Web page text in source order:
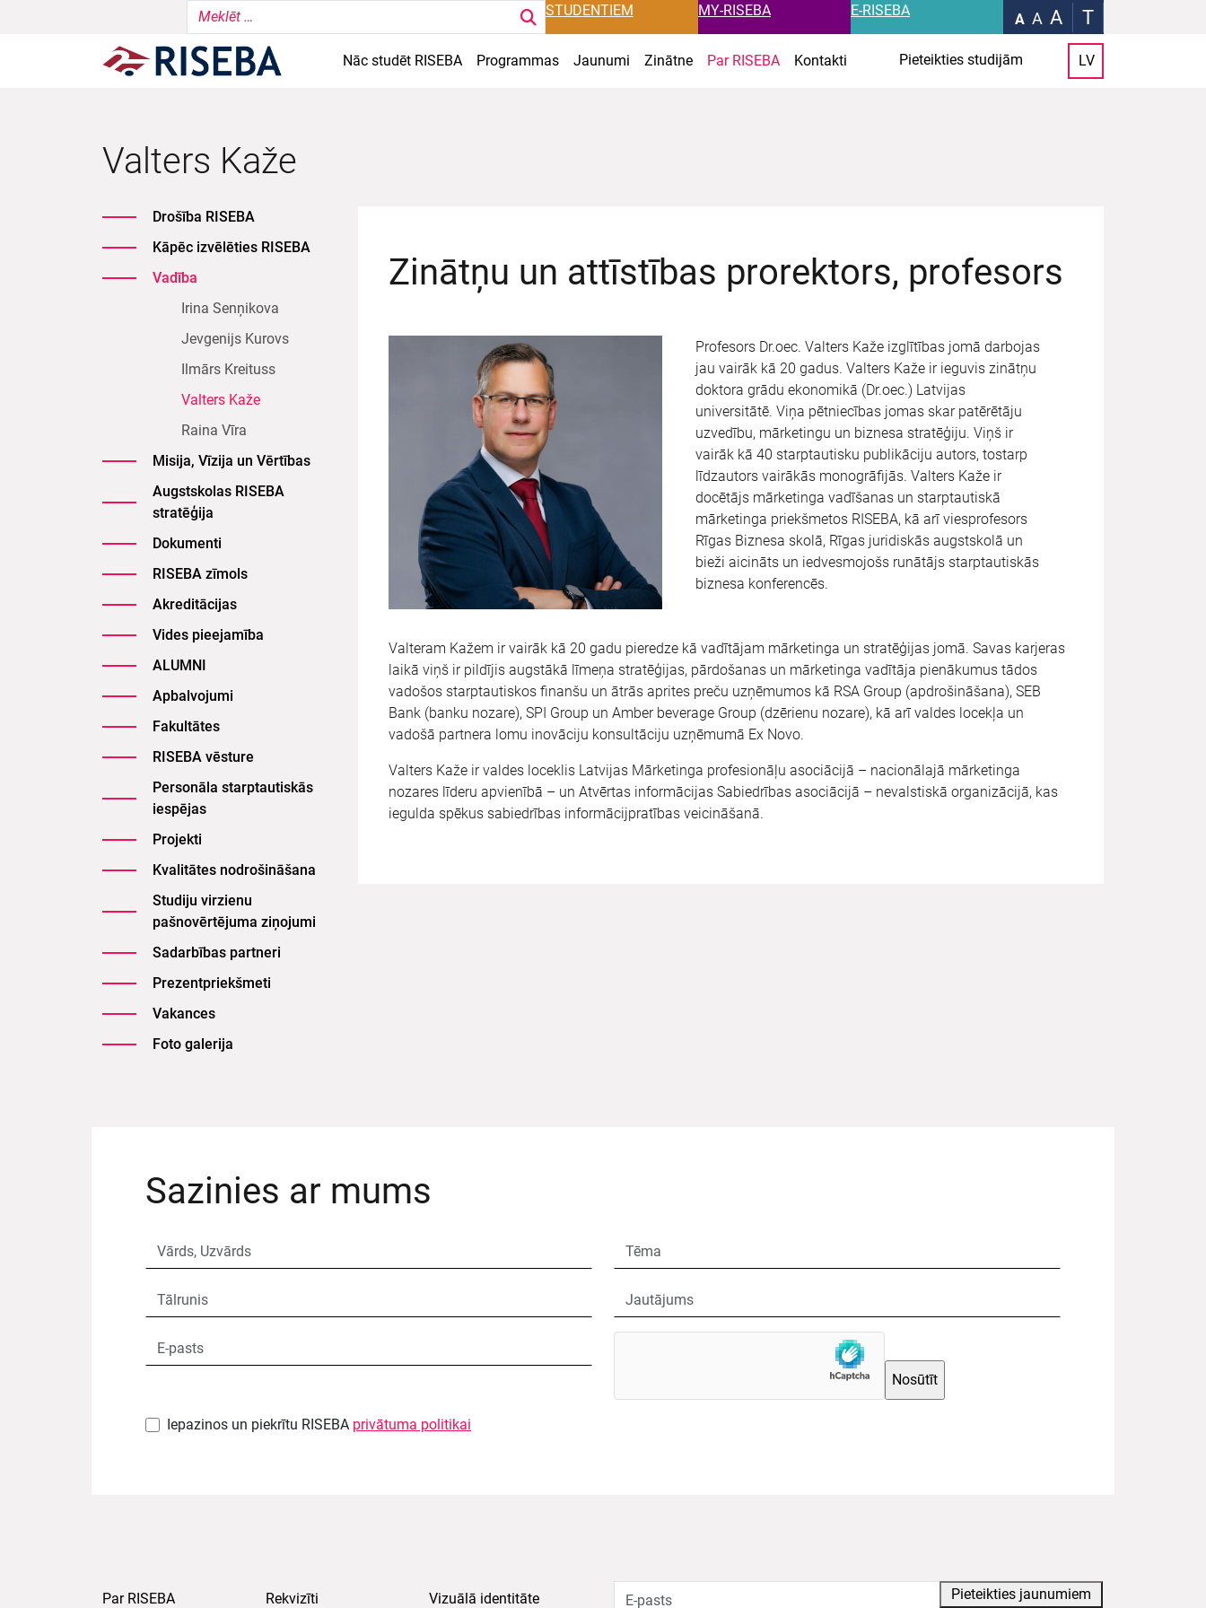
STUDENTIEM MY-RISEBA E-RISEBA A A A T
Nāc studēt RISEBA Programmas Jaunumi Zinātne Par RISEBA Kontakti Pieteikties studijām LV
Valters Kaže
Drošība RISEBA
Kāpēc izvēlēties RISEBA
Vadība
Irina Senņikova
Jevgenijs Kurovs
Ilmārs Kreituss
Valters Kaže
Raina Vīra
Misija, Vīzija un Vērtības
Augstskolas RISEBA
stratēģija
Dokumenti
RISEBA zīmols
Akreditācijas
Vides pieejamība
ALUMNI
Apbalvojumi
Fakultātes
RISEBA vēsture
Personāla starptautiskās
iespējas
Projekti
Kvalitātes nodrošināšana
Studiju virzienu
pašnovērtējuma ziņojumi
Sadarbības partneri
Prezentpriekšmeti
Vakances
Foto galerija
Zinātņu un attīstības prorektors, profesors
Profesors Dr.oec. Valters Kaže izglītības jomā darbojas
jau vairāk kā 20 gadus. Valters Kaže ir ieguvis zinātņu
doktora grādu ekonomikā (Dr.oec.) Latvijas
universitātē. Viņa pētniecības jomas skar patērētāju
uzvedību, mārketingu un biznesa stratēģiju. Viņš ir
vairāk kā 40 starptautisku publikāciju autors, tostarp
līdzautors vairākās monogrāfijās. Valters Kaže ir
docētājs mārketinga vadīšanas un starptautiskā
mārketinga priekšmetos RISEBA, kā arī viesprofesors
Rīgas Biznesa skolā, Rīgas juridiskās augstskolā un
bieži aicināts un iedvesmojošs runātājs starptautiskās
biznesa konferencēs.
Valteram Kažem ir vairāk kā 20 gadu pieredze kā vadītājam mārketinga un stratēģijas jomā. Savas karjeras
laikā viņš ir pildījis augstākā līmeņa stratēģijas, pārdošanas un mārketinga vadītāja pienākumus tādos
vadošos starptautiskos finanšu un ātrās aprites preču uzņēmumos kā RSA Group (apdrošināšana), SEB
Bank (banku nozare), SPI Group un Amber beverage Group (dzērienu nozare), kā arī valdes locekļa un
vadošā partnera lomu inovāciju konsultāciju uzņēmumā Ex Novo.
Valters Kaže ir valdes loceklis Latvijas Mārketinga profesionāļu asociācijā – nacionālajā mārketinga
nozares līderu apvienībā – un Atvērtas informācijas Sabiedrības asociācijā – nevalstiskā organizācijā, kas
iegulda spēkus sabiedrības informācijpratības veicināšanā.
Sazinies ar mums
Iepazinos un piekrītu RISEBA privātuma politikai
Par RISEBA Rekvizīti Vizuālā identitāte